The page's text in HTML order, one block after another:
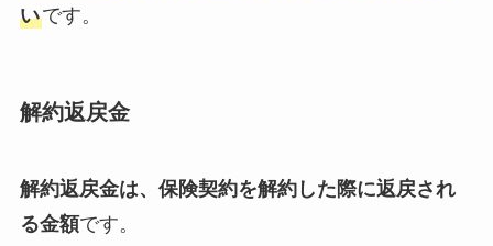
いです。
解約返戻金
解約返戻金は、保険契約を解約した際に返戻され
る金額です。